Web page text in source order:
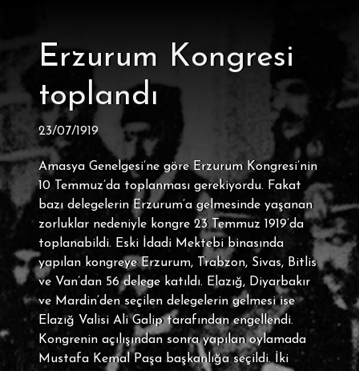
Erzurum Kongresi
toplandı
23/07/1919
Amasya Genelgesi’ne göre Erzurum Kongresi’nin
10 Temmuz’da toplanması gerekiyordu. Fakat
bazı delegelerin Erzurum’a gelmesinde yaşanan
zorluklar nedeniyle kongre 23 Temmuz 1919’da
toplanabildi. Eski İdadi Mektebi binasında
yapılan kongreye Erzurum, Trabzon, Sivas, Bitlis
ve Van’dan 56 delege katıldı. Elazığ, Diyarbakır
ve Mardin’den seçilen delegelerin gelmesi ise
Elazığ Valisi Ali Galip tarafından engellendi.
Kongrenin açılışından sonra yapılan oylamada
Mustafa Kemal Paşa başkanlığa seçildi. İki